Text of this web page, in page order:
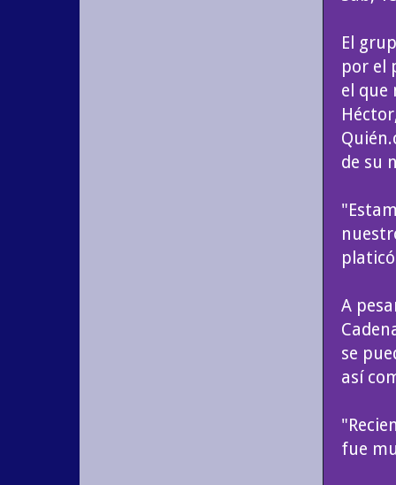
El
por el
el que
de su
A
se
así
fue